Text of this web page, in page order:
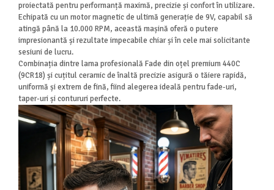
proiectată pentru performanță maximă, precizie și confort în utilizare.
Echipată cu un motor magnetic de ultimă generație de 9V, capabil să
atingă până la 10.000 RPM, această mașină oferă o putere
impresionantă și rezultate impecabile chiar și în cele mai solicitante
sesiuni de lucru.
Combinația dintre lama profesională Fade din oțel premium 440C
(9CR18) și cuțitul ceramic de înaltă precizie asigură o tăiere rapidă,
uniformă și extrem de fină, fiind alegerea ideală pentru fade-uri,
taper-uri și contururi perfecte.